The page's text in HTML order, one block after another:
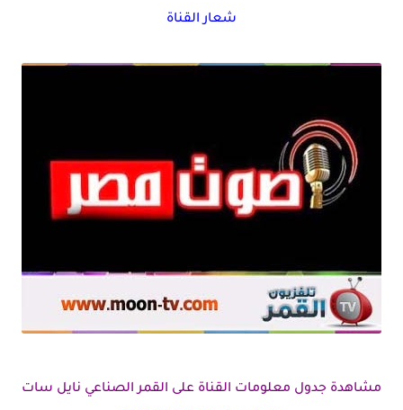
شعار القناة
مشاهدة جدول معلومات القناة على القمر الصناعي نايل سات